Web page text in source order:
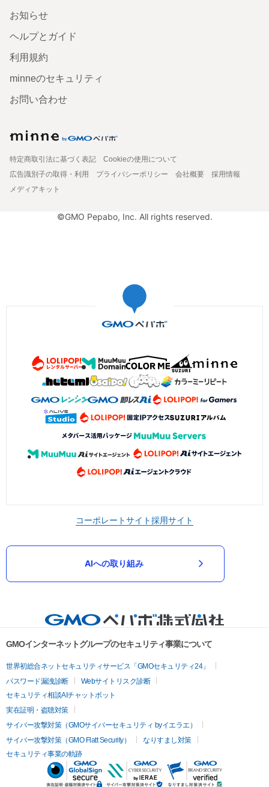
お知らせ
ヘルプとガイド
利用規約
minneのセキュリティ
お問い合わせ
特定商取引法に基づく表記
Cookieの使用について
広告識別子の取得・利用
プライバシーポリシー 会社概要
採用情報
メディアキット
©GMO Pepabo, Inc. All rights reserved.
コーポレートサイト採用サイト
AIへの取り組み
GMOインターネットグループのセキュリティ事業について
世界初総合ネットセキュリティサービス「GMOセキュリティ24」
パスワード漏洩診断
Webサイトリスク診断
セキュリティ相談AIチャットボット
実在証明・盗聴対策
サイバー攻撃対策（GMOサイバーセキュリティ byイエラエ）
サイバー攻撃対策（GMO Flatt Security）
なりすまし対策
セキュリティ事業の軌跡